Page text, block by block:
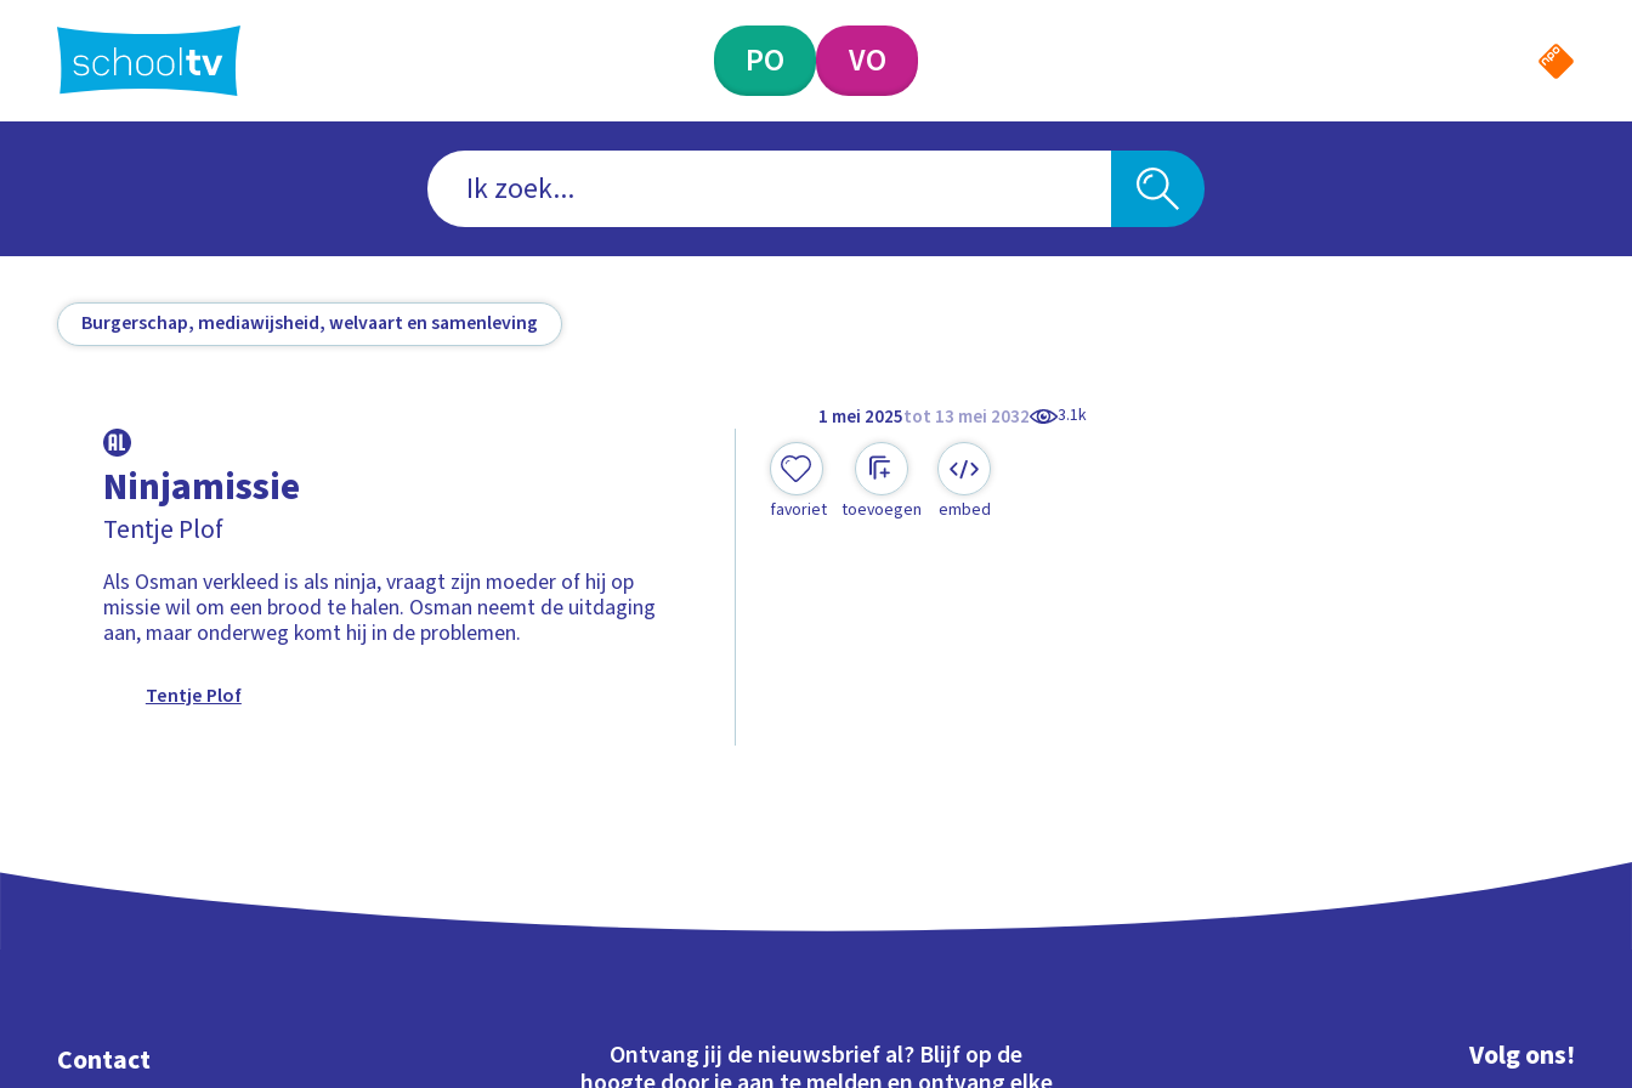
hoofdinhoud
PO VO
Burgerschap, mediawijsheid, welvaart en samenleving
1 mei 2025tot 13 mei 2032 3.1k
Ninjamissie
Tentje Plof
Als Osman verkleed is als ninja, vraagt zijn moeder of hij op
missie wil om een brood te halen. Osman neemt de uitdaging
aan, maar onderweg komt hij in de problemen.
Tentje Plof
favoriet toevoegen embed
Contact
Ontvang jij de nieuwsbrief al? Blijf op de
Volg ons!